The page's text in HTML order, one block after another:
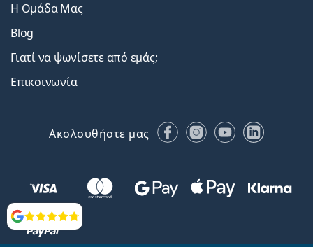
Αξιολογήσεις
Η Ομάδα Μας
Blog
Γιατί να ψωνίσετε από εμάς;
Επικοινωνία
Ακολουθήστε μας FacebookInstagram
YouTubeLinkedIn